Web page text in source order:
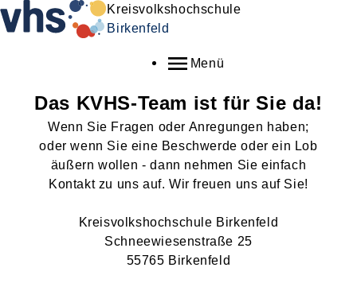
Kreisvolkshochschule
Birkenfeld
Menü
Das KVHS-Team ist für Sie da!
Wenn Sie Fragen oder Anregungen haben;
oder wenn Sie eine Beschwerde oder ein Lob
äußern wollen - dann nehmen Sie einfach
Kontakt zu uns auf. Wir freuen uns auf Sie!
Kreisvolkshochschule Birkenfeld
Schneewiesenstraße 25
55765 Birkenfeld